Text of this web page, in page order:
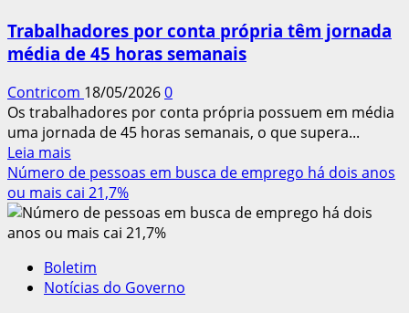
por
preço
alimentos
Trabalhadores por conta própria têm jornada
média de 45 horas semanais
Contricom 18/05/20260
Os trabalhadores por conta própria possuem em média
uma jornada de 45 horas semanais, o que supera...
Leia mais
mais
sobre
Trabalhadores
por
própria
têm
Número de pessoas em busca de emprego há dois anos
ou mais cai 21,7%
Boletim
Notícias do Governo